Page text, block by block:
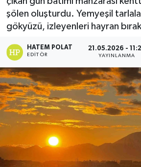
şölen oluşturdu. Yemyeşil
gökyüzü, izleyenleri hayran
HATEM POLAT
EDITÖR
21.05.2026 -
YAYINLANMA